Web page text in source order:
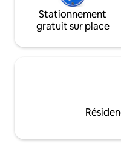
Stationnement
gratuit sur place